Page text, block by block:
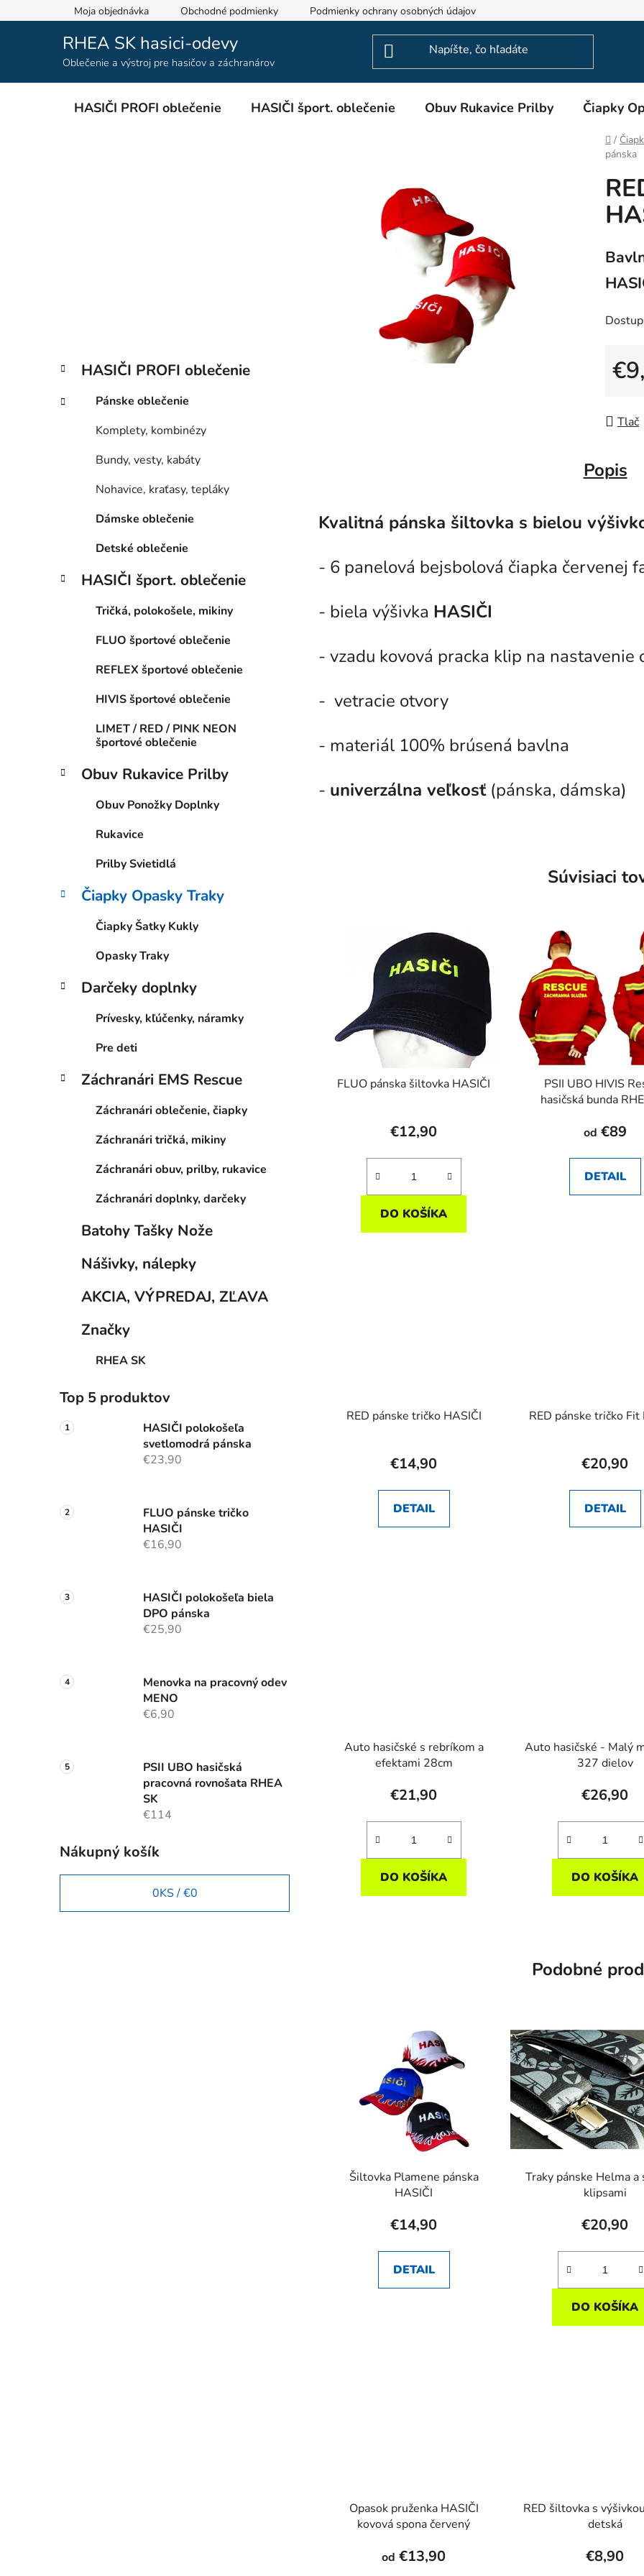
na
Moja objednávka Obchodné podmienky Podmienky ochrany osobných údajov
RHEA SK hasici-odevy
Oblečenie a výstroj pre hasičov a záchranárov
HASIČI PROFI oblečenie HASIČI šport. oblečenie Obuv Rukavice Prilby Čiapky
Domov
/
pánska
Preskočiť
kategórie
K
a
e
HASIČI PROFI oblečenie
Pánske oblečenie
Komplety, kombinézy
Bundy, vesty, kabáty
Nohavice, kraťasy, tepláky
Dámske oblečenie
Detské oblečenie
HASIČI šport. oblečenie
Tričká, polokošele, mikiny
FLUO športové oblečenie
REFLEX športové oblečenie
HIVIS športové oblečenie
LIMET / RED / PINK NEON
športové oblečenie
Obuv Rukavice Prilby
Obuv Ponožky Doplnky
Rukavice
Prilby Svietidlá
Čiapky Opasky Traky
Čiapky Šatky Kukly
Opasky Traky
Darčeky doplnky
Prívesky, kľúčenky, náramky
Pre deti
Záchranári EMS Rescue
Záchranári oblečenie, čiapky
Záchranári tričká, mikiny
Záchranári obuv, prilby, rukavice
Záchranári doplnky, darčeky
Batohy Tašky Nože
Nášivky, nálepky
AKCIA, VÝPREDAJ, ZĽAVA
Značky
RHEA SK
Top 5 produktov
HASIČI polokošeľa
svetlomodrá pánska
€23,90
FLUO pánske tričko
HASIČI
€16,90
HASIČI polokošeľa biela
DPO pánska
€25,90
Menovka na pracovný odev
MENO
€6,90
PSII UBO hasičská
pracovná rovnošata RHEA
SK
€114
Nákupný košík
0KS /€0
Tlač
Popis
Kvalitná pánska šiltovka s bielou
- 6 panelová bejsbolová čiapka červenej
- biela výšivka HASIČI
- vzadu kovová pracka klip na nastavenie
- vetracie otvory
- materiál 100% brúsená bavlna
- univerzálna veľkosť(pánska, dámska)
Súvisiaci
FLUO pánska šiltovka HASIČI
€12,90
DO KOŠÍKA
PSII UBO HIVIS
hasičská bunda
od €89
DETAIL
RED pánske tričko HASIČI
€14,90
DETAIL
RED pánske tričko Fit
€20,90
DETAIL
Auto hasičské s rebríkom a
efektami 28cm
€21,90
DO KOŠÍKA
Auto hasičské - Malý
327 dielov
€26,90
DO KOŠÍKA
Podobné
Šiltovka Plamene pánska
HASIČI
€14,90
DETAIL
Traky pánske Helma a
klipsami
€20,90
DO KOŠÍKA
Opasok pruženka HASIČI
kovová spona červený
od €13,90
RED šiltovka s
detská
€8,90